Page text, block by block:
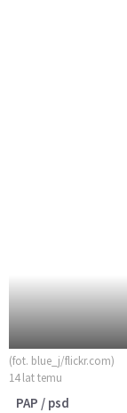
(fot. blue_j/flickr.com)
14 lat temu
PAP / psd